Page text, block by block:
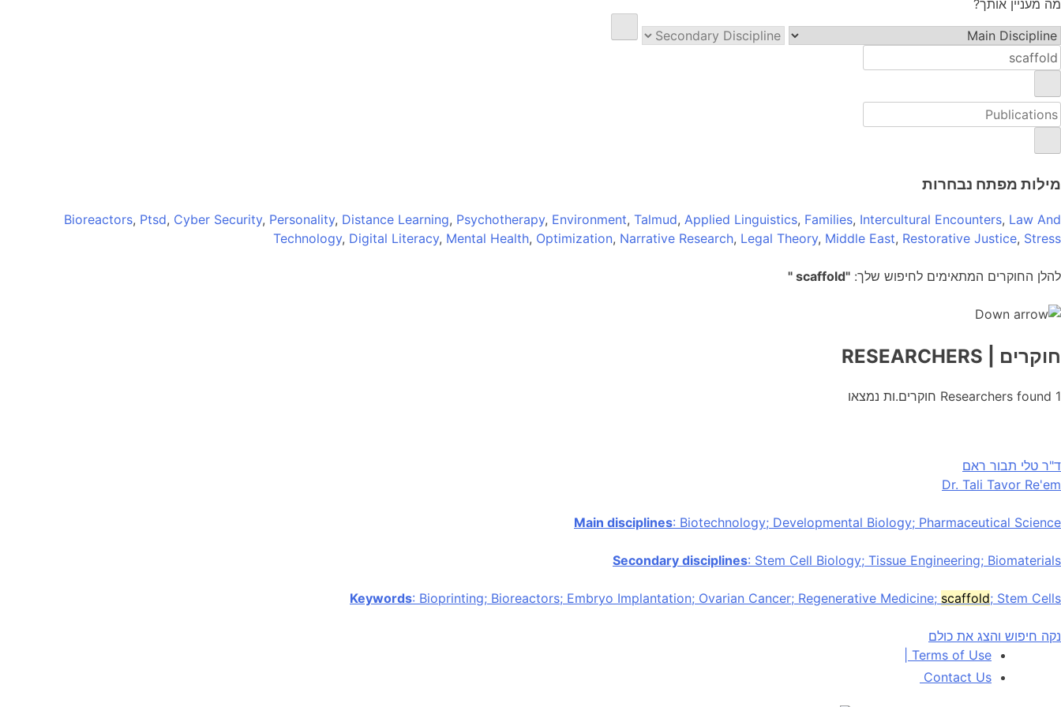
מה מעניין אותך?
מילות מפתח נבחרות
Bioreactors, Ptsd, Cyber Security, Personality, Distance Learning, Psychotherapy, Environment, Talmud, Applied Linguistics, Families, Intercultural Encounters, Law And
Technology, Digital Literacy, Mental Health, Optimization, Narrative Research, Legal Theory, Middle East, Restorative Justice, Stress
להלן החוקרים המתאימים לחיפוש שלך: "scaffold "
חוקרים
Researchers found 1 חוקרים.ות נמצאו
ד"ר טלי תבור ראם
Dr. Tali Tavor Re'em
Main disciplines: Biotechnology; Developmental Biology; Pharmaceutical Science
Secondary disciplines: Stem Cell Biology; Tissue Engineering; Biomaterials
Keywords: Bioprinting; Bioreactors; Embryo Implantation; Ovarian Cancer; Regenerative Medicine; scaffold; Stem Cells
נקה חיפוש והצג את כולם
Terms of Use
Contact Us